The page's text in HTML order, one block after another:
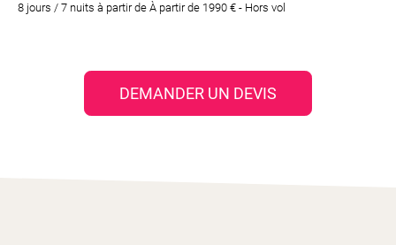
8 jours / 7 nuits à partir de À partir de 1990 € - Hors vol
DEMANDER UN DEVIS